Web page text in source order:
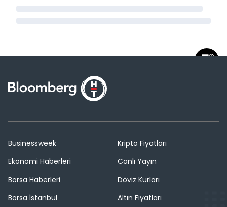
Businessweek
Ekonomi Haberleri
Borsa Haberleri
Borsa İstanbul
Kripto Fiyatları
Canlı Yayın
Döviz Kurları
Altın Fiyatları